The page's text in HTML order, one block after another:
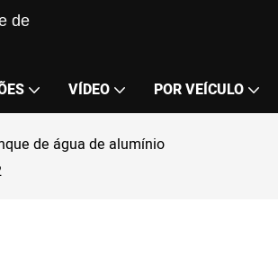
de
VÍDEO POR VEÍCULO
de água de alumínio